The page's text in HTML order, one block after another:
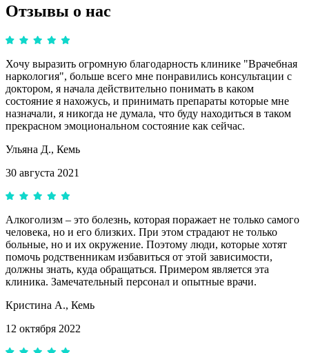
Отзывы о нас
Хочу выразить огромную благодарность клинике "Врачебная
наркология", больше всего мне понравились консультации с
доктором, я начала действительно понимать в каком
состояние я нахожусь, и принимать препараты которые мне
назначали, я никогда не думала, что буду находиться в таком
прекрасном эмоциональном состояние как сейчас.
Ульяна Д., Кемь
30 августа 2021
Алкоголизм – это болезнь, которая поражает не только самого
человека, но и его близких. При этом страдают не только
больные, но и их окружение. Поэтому люди, которые хотят
помочь родственникам избавиться от этой зависимости,
должны знать, куда обращаться. Примером является эта
клиника. Замечательный персонал и опытные врачи.
Кристина А., Кемь
12 октября 2022